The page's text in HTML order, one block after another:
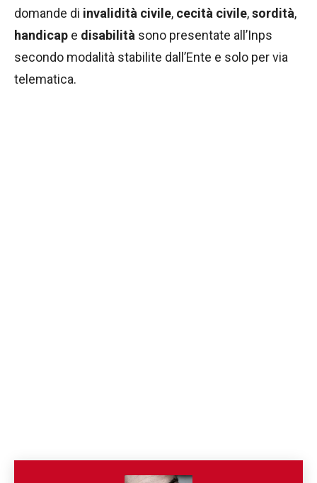
domande di invalidità civile, cecità civile,sordità,
handicap e disabilità sono presentate all’Inps
secondo modalità stabilite dall’Ente e solo per via
telematica.